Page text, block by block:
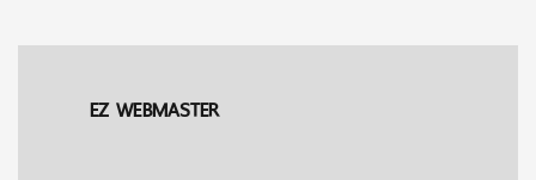
EZ WEBMASTER